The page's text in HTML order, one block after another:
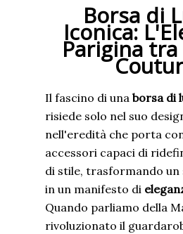
​Borsa di
Iconica:
Parigina tra
​Il fascino di una borsa di
risiede solo nel suo
nell'eredità che porta
accessori capaci di
di stile, trasformando
in un manifesto di
Quando parliamo della
rivoluzionato il